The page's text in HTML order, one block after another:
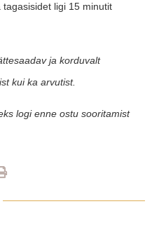
ligi 15 minutit
ja korduvalt
kui ka arvutist.
logi enne ostu sooritamist